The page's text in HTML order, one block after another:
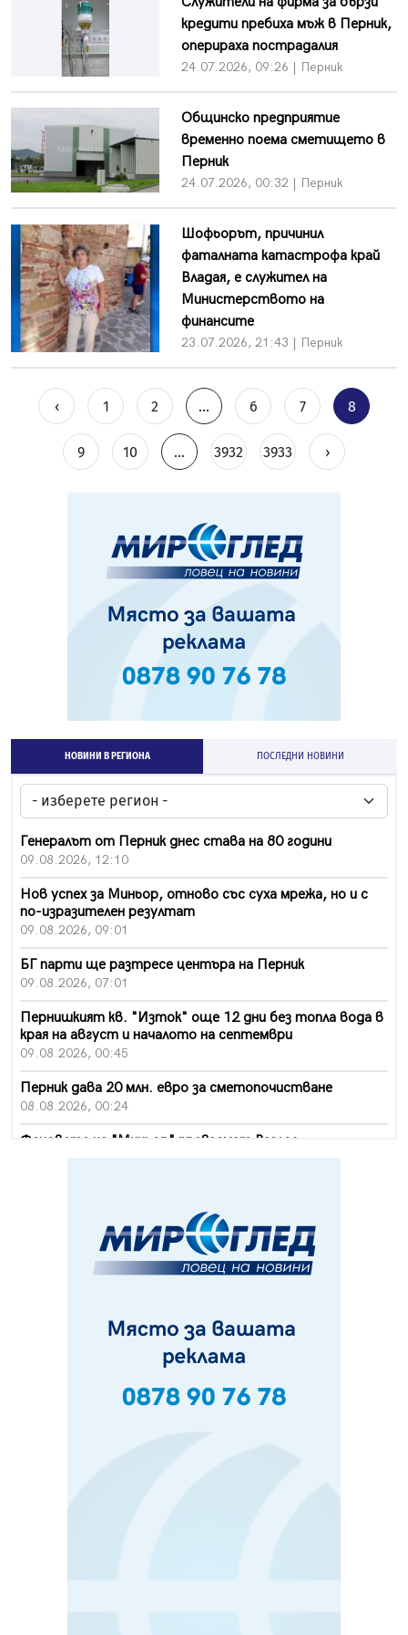
кредити пребиха мъж в Перник,
оперираха пострадалия
24.07.2026, 09:26 | Перник
Общинско предприятие
временно поема сметището в
Перник
24.07.2026, 00:32 | Перник
Шофьорът, причинил
фаталната катастрофа край
Владая, е служител на
Министерството на
финансите
23.07.2026, 21:43 | Перник
‹ 1 2 ... 6 7 8
9 10 ... 3932 3933 ›
НОВИНИ В РЕГИОНА ПОСЛЕДНИ НОВИНИ
Генералът от Перник днес става на 80 години
09.08.2026, 12:10
Нов успех за Миньор, отново със суха мрежа, но и с
по-изразителен резултат
09.08.2026, 09:01
БГ парти ще разтресе центъра на Перник
09.08.2026, 07:01
Пернишкият кв. "Изток" още 12 дни без топла вода в
края на август и началото на септември
09.08.2026, 00:45
Перник дава 20 млн. евро за сметопочистване
08.08.2026, 00:24
Феновете на "Миньор" превземат Разлог
07.08.2026, 14:10
Фолклорен ансамбъл „Кладница“ с голямата награда от
фестивал в Полша
Частично бедствено положение в Перник заради
пропаднал път, обслужващ важен обект
Да отговорим на жегите с филм под звездите днес и